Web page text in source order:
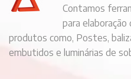
Contamos
para
produtos como, Postes,
embutidos e luminárias de